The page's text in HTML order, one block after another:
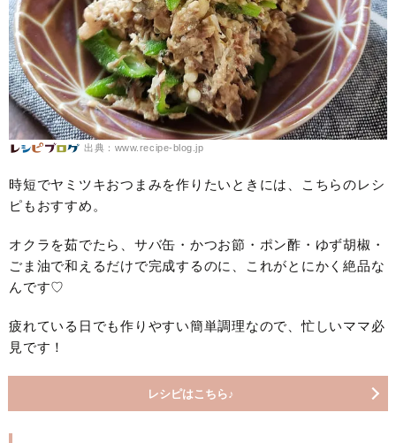
出典：www.recipe-blog.jp
時短でヤミツキおつまみを作りたいときには、こちらのレシ
ピもおすすめ。
オクラを茹でたら、サバ缶・かつお節・ポン酢・ゆず胡椒・
ごま油で和えるだけで完成するのに、これがとにかく絶品な
んです♡
疲れている日でも作りやすい簡単調理なので、忙しいママ必
見です！
レシピはこちら♪